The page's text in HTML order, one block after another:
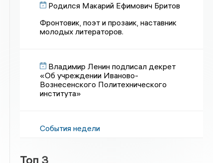
Родился Макарий Ефимович Бритов
Фронтовик, поэт и прозаик, наставник
молодых литераторов.
Владимир Ленин подписал декрет
«Об учреждении Иваново-
Вознесенского Политехнического
института»
События недели
Топ 3